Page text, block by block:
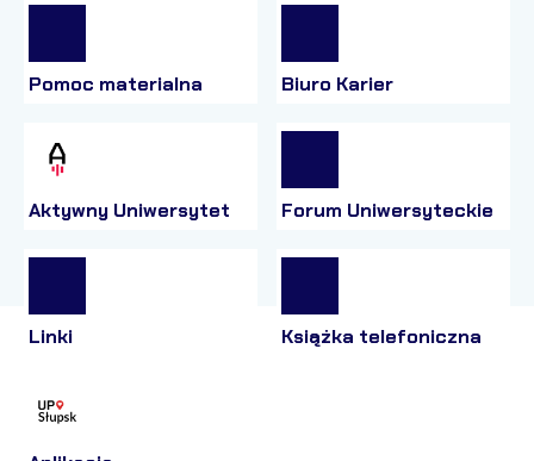
Pomoc materialna Biuro Karier
Aktywny Uniwersytet Forum Uniwersyteckie
Linki Książka telefoniczna